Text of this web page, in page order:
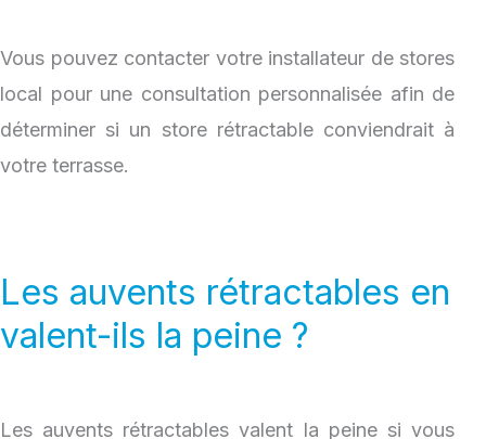
Vous pouvez contacter votre installateur de stores
local pour une consultation personnalisée afin de
déterminer si un store rétractable conviendrait à
votre terrasse.
Les auvents rétractables en
valent-ils la peine ?
Les auvents rétractables valent la peine si vous